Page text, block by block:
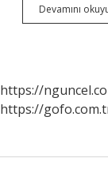
Devamını
https://
https://